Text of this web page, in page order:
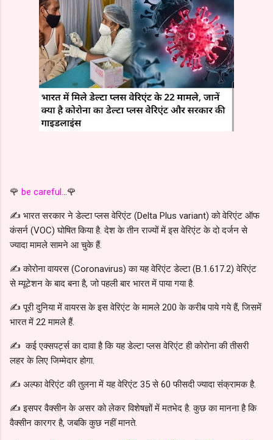
🌹 be careful. ..🌹
✍️ भारत सरकार ने डेल्टा प्लस वेरिएंट (Delta Plus variant) को वेरिएंट ऑफ
कंसर्न (VOC) घोषित किया है. देश के तीन राज्यों में इस वेरिएंट के दो दर्जन से
ज्यादा मामले सामने आ चुके हैं.
✍️ कोरोना वायरस (Coronavirus) का यह वेरिएंट डेल्टा (B.1.617.2) वेरिएंट
से म्यूटेशन के बाद बना है, जो पहली बार भारत में पाया गया है.
✍️ पूरी दुनिया में वायरस के इस वेरिएंट के मामले 200 के करीब पाये गये हैं, जिसमें
भारत में 22 मामले हैं.
✍️ कई एक्सपर्ट्स का दावा है कि यह डेल्टा प्लस वेरिएंट ही कोरोना की तीसरी
लहर के लिए जिम्मेदार होगा.
✍️ अल्फा वेरिएंट की तुलना में यह वेरिएंट 35 से 60 फीसदी ज्यादा संक्रामक है.
✍️ इसपर वैक्सीन के असर को लेकर विशेषज्ञों में मतभेद है. कुछ का मानना है कि
वैक्सीन कारगर है, जबकि कुछ नहीं मानते.